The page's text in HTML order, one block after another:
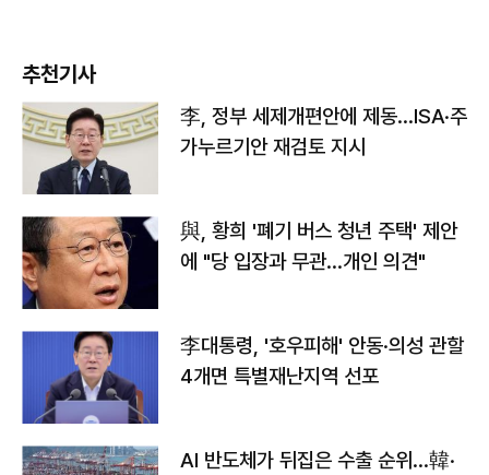
추천기사
李, 정부 세제개편안에 제동…ISA·주
가누르기안 재검토 지시
與, 황희 '폐기 버스 청년 주택' 제안
에 "당 입장과 무관…개인 의견"
李대통령, '호우피해' 안동·의성 관할
4개면 특별재난지역 선포
AI 반도체가 뒤집은 수출 순위…韓·